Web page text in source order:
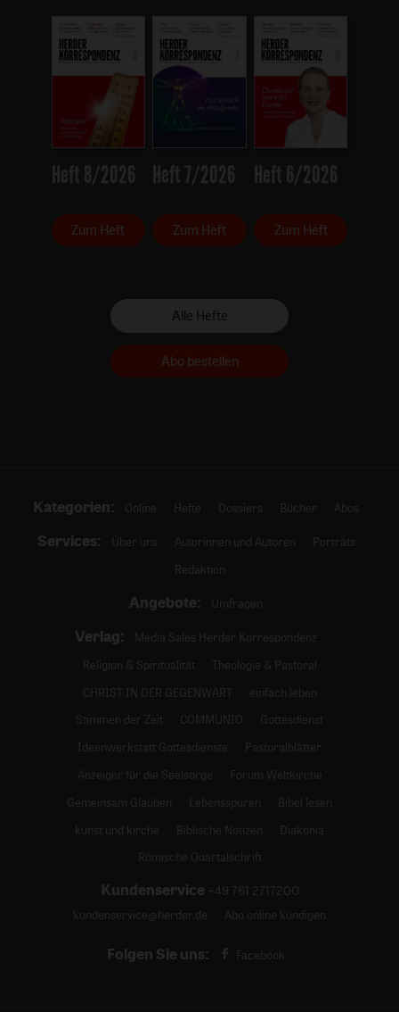
Heft 8/2026
Zum Heft
Heft 7/2026
Zum Heft
Heft 6/2026
Zum Heft
Alle Hefte
Abo bestellen
Kategorien: Online Hefte Dossiers Bücher Abos
Services: Über uns Autorinnen und Autoren
Porträts
Redaktion
Angebote: Umfragen
Verlag:
Media Sales Herder Korrespondenz
Religion & Spiritualität
Theologie & Pastoral
CHRIST IN DER GEGENWART
einfach leben
Stimmen der Zeit
COMMUNIO
Gottesdienst
Ideenwerkstatt Gottesdienste
Pastoralblätter
Anzeiger für die Seelsorge
Forum Weltkirche
Gemeinsam Glauben
Lebensspuren
Bibel lesen
kunst und kirche
Biblische Notizen
Diakonia
Römische Quartalschrift
Kundenservice +49 761 2717200
kundenservice@herder.de
Abo online kündigen
Folgen Sie uns: Facebook